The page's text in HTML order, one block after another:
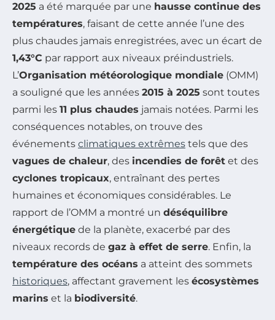
2025 a été marquée par une hausse continue des
températures, faisant de cette année l’une des
plus chaudes jamais enregistrées, avec un écart de
1,43°C par rapport aux niveaux préindustriels.
L’Organisation météorologique mondiale (OMM)
a souligné que les années 2015 à 2025 sont toutes
parmi les 11 plus chaudes jamais notées. Parmi les
conséquences notables, on trouve des
événements climatiques extrêmes tels que des
vagues de chaleur, des incendies de forêt et des
cyclones tropicaux, entraînant des pertes
humaines et économiques considérables. Le
rapport de l’OMM a montré un déséquilibre
énergétique de la planète, exacerbé par des
niveaux records de gaz à effet de serre. Enfin, la
température des océans a atteint des sommets
historiques, affectant gravement les écosystèmes
marins et la biodiversité.